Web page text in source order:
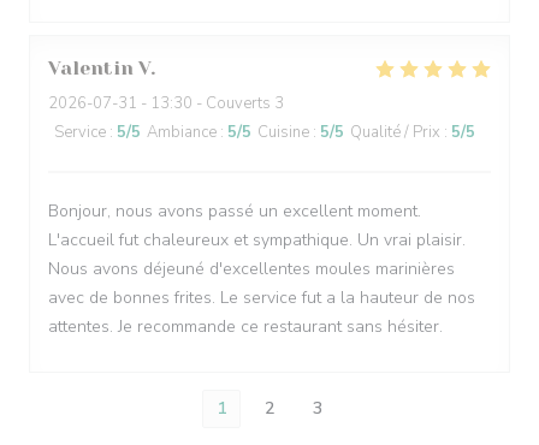
Valentin V
2026-07-31 - 13:30 - Couverts 3
Service : 5/5 Ambiance : 5/5 Cuisine : 5/5 Qualité / Prix : 5/5
Bonjour, nous avons passé un excellent moment.
L'accueil fut chaleureux et sympathique. Un vrai plaisir.
Nous avons déjeuné d'excellentes moules marinières
avec de bonnes frites. Le service fut a la hauteur de nos
attentes. Je recommande ce restaurant sans hésiter.
1 2 3